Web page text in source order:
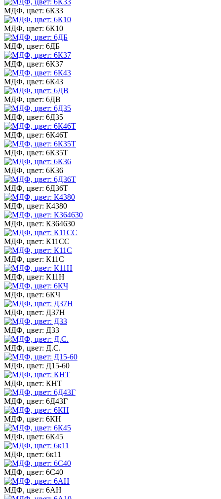
МДФ, цвет: 6К33
МДФ, цвет: 6К10
МДФ, цвет: 6ДБ
МДФ, цвет: 6К37
МДФ, цвет: 6К43
МДФ, цвет: 6ДВ
МДФ, цвет: 6Д35
МДФ, цвет: 6К46Т
МДФ, цвет: 6К35Т
МДФ, цвет: 6К36
МДФ, цвет: 6Д36Т
МДФ, цвет: К4380
МДФ, цвет: К364630
МДФ, цвет: К11СС
МДФ, цвет: К11С
МДФ, цвет: К11Н
МДФ, цвет: 6КЧ
МДФ, цвет: Д37Н
МДФ, цвет: Д33
МДФ, цвет: Д.С.
МДФ, цвет: Д15-60
МДФ, цвет: КНТ
МДФ, цвет: 6Д43Г
МДФ, цвет: 6КН
МДФ, цвет: 6К45
МДФ, цвет: 6к11
МДФ, цвет: 6С40
МДФ, цвет: 6АН